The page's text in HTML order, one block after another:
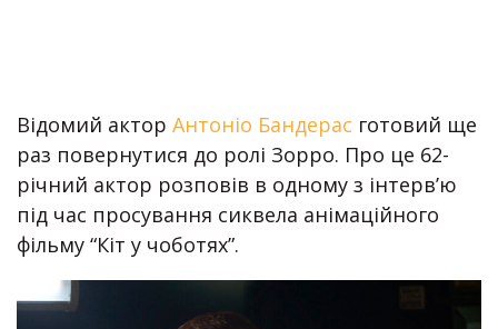
Відомий актор Антоніо Бандерас готовий ще
раз повернутися до ролі Зорро. Про це 62-
річний актор розповів в одному з інтерв’ю
під час просування сиквела анімаційного
фільму “Кіт у чоботях”.